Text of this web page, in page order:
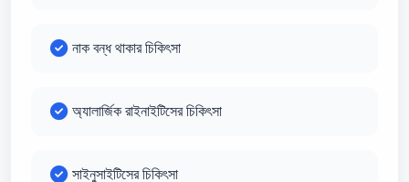
নাক বন্ধ থাকার চিকিৎসা
অ্যালার্জিক রাইনাইটিসের চিকিৎসা
সাইনুসাইটিসের চিকিৎসা